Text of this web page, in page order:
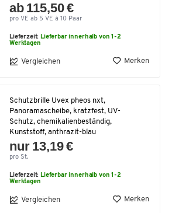
ab 115,50 €
pro VE ab 5 VE à 10 Paar
Lieferzeit:Lieferbar innerhalb von 1-2
Werktagen
Vergleichen Merken
Schutzbrille Uvex pheos nxt,
Panoramascheibe, kratzfest, UV-
Schutz, chemikalienbeständig,
Kunststoff, anthrazit-blau
nur 13,19 €
pro St.
Lieferzeit:Lieferbar innerhalb von 1-2
Werktagen
Vergleichen Merken